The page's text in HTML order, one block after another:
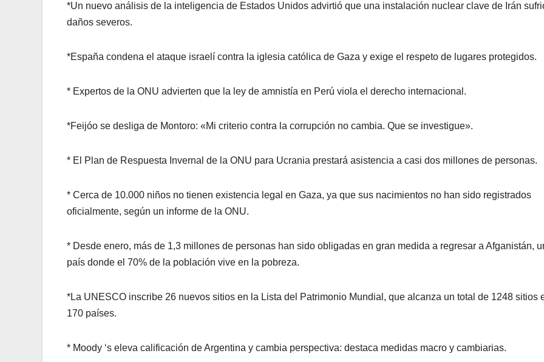
*Un nuevo análisis de la inteligencia de Estados Unidos advirtió que una instalación nuclear clave de Irán
daños severos.
*España condena el ataque israelí contra la iglesia católica de Gaza y exige el respeto de lugares protegidos.
* Expertos de la ONU advierten que la ley de amnistía en Perú viola el derecho internacional.
*Feijóo se desliga de Montoro: «Mi criterio contra la corrupción no cambia. Que se investigue».
* El Plan de Respuesta Invernal de la ONU para Ucrania prestará asistencia a casi dos millones de personas.
* Cerca de 10.000 niños no tienen existencia legal en Gaza, ya que sus nacimientos no han sido registrados
oficialmente, según un informe de la ONU.
* Desde enero, más de 1,3 millones de personas han sido obligadas en gran medida a regresar a Afganistán,
país donde el 70% de la población vive en la pobreza.
*La UNESCO inscribe 26 nuevos sitios en la Lista del Patrimonio Mundial, que alcanza un total de 1248 sitios
170 países.
* Moody ‘s eleva calificación de Argentina y cambia perspectiva: destaca medidas macro y cambiarias.